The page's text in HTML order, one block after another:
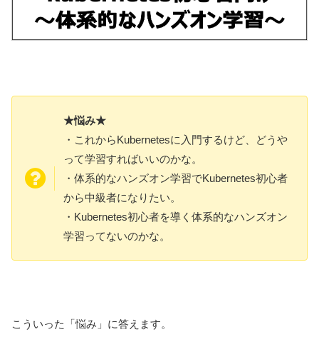
★悩み★
・これからKubernetesに入門するけど、どうや
って学習すればいいのかな。
・体系的なハンズオン学習でKubernetes初心者
から中級者になりたい。
・Kubernetes初心者を導く体系的なハンズオン
学習ってないのかな。
こういった「悩み」に答えます。